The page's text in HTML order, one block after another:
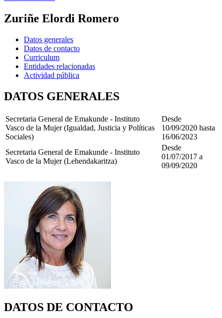
Zuriñe Elordi Romero
Datos generales
Datos de contacto
Curriculum
Entidades relacionadas
Actividad pública
DATOS GENERALES
Secretaria General de Emakunde - Instituto
Vasco de la Mujer (Igualdad, Justicia y Políticas
Sociales)
Desde
10/09/2020 hasta
16/06/2023
Secretaria General de Emakunde - Instituto
Vasco de la Mujer (Lehendakaritza)
Desde
01/07/2017 a
09/09/2020
DATOS DE CONTACTO